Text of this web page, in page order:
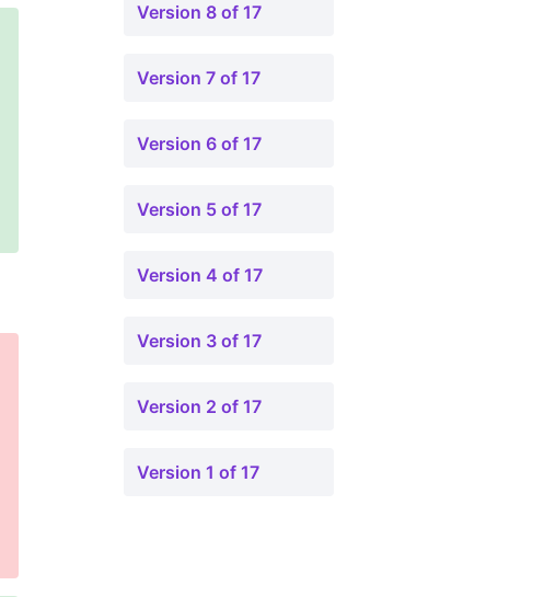
Version 8 of 17
Version 7 of 17
Version 6 of 17
Version 5 of 17
Version 4 of 17
Version 3 of 17
Version 2 of 17
Version 1 of 17